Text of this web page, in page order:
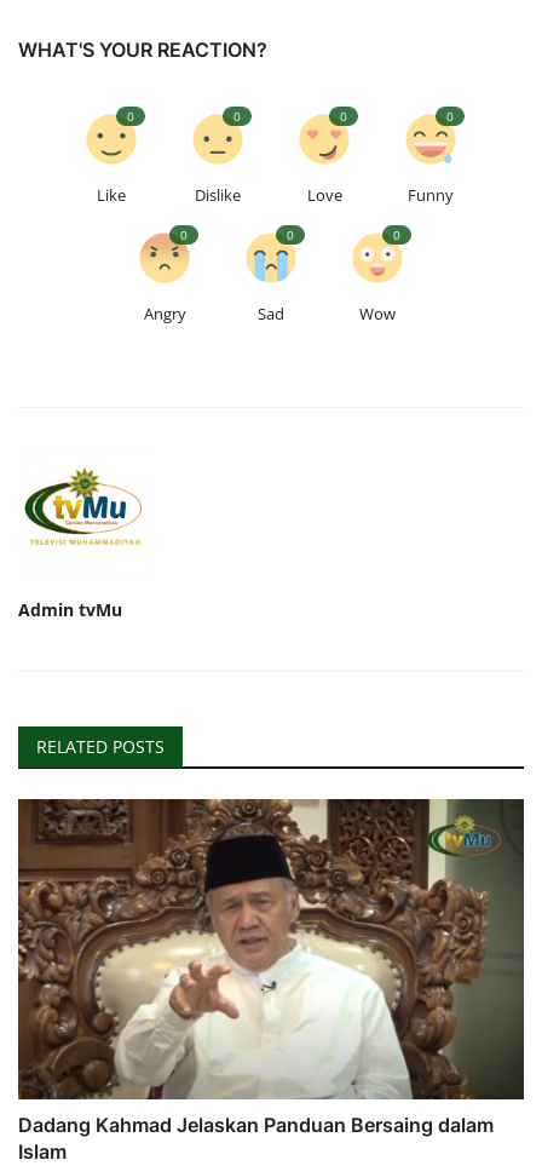
WHAT'S YOUR REACTION?
Like
0
Dislike
0
Love
0
Funny
0
Angry
0
Sad
0
Wow
0
Admin tvMu
RELATED POSTS
Dadang Kahmad Jelaskan Panduan Bersaing dalam
Islam